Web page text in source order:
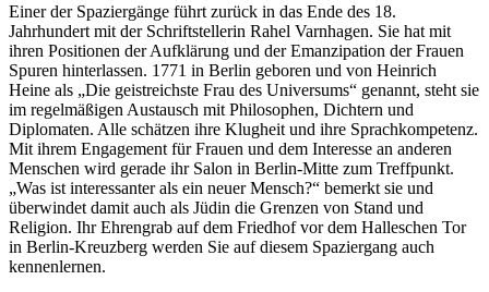
Einer der Spaziergänge führt zurück in das Ende des 18.
Jahrhundert mit der Schriftstellerin Rahel Varnhagen. Sie hat mit
ihren Positionen der Aufklärung und der Emanzipation der Frauen
Spuren hinterlassen. 1771 in Berlin geboren und von Heinrich
Heine als „Die geistreichste Frau des Universums“ genannt, steht sie
im regelmäßigen Austausch mit Philosophen, Dichtern und
Diplomaten. Alle schätzen ihre Klugheit und ihre Sprachkompetenz.
Mit ihrem Engagement für Frauen und dem Interesse an anderen
Menschen wird gerade ihr Salon in Berlin-Mitte zum Treffpunkt.
„Was ist interessanter als ein neuer Mensch?“ bemerkt sie und
überwindet damit auch als Jüdin die Grenzen von Stand und
Religion. Ihr Ehrengrab auf dem Friedhof vor dem Halleschen Tor
in Berlin-Kreuzberg werden Sie auf diesem Spaziergang auch
kennenlernen.